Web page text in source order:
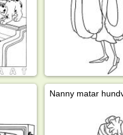
Nanny matar